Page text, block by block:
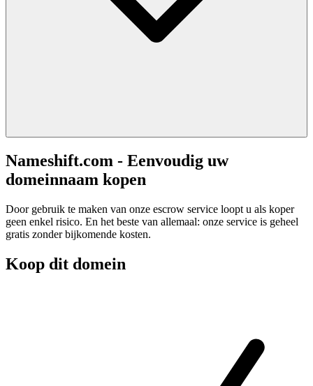
Nameshift.com - Eenvoudig uw
domeinnaam kopen
Door gebruik te maken van onze escrow service loopt u als koper
geen enkel risico. En het beste van allemaal: onze service is geheel
gratis zonder bijkomende kosten.
Koop dit domein